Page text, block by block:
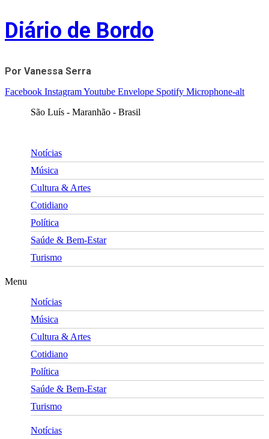
Skip
to
content
Diário de Bordo
Por Vanessa Serra
Facebook InstagramYoutube Envelope Spotify Microphone-alt
São Luís - Maranhão - Brasil
Notícias
Música
Cultura & Artes
Cotidiano
Política
Saúde & Bem-Estar
Turismo
Menu
Notícias
Música
Cultura & Artes
Cotidiano
Política
Saúde & Bem-Estar
Turismo
Notícias